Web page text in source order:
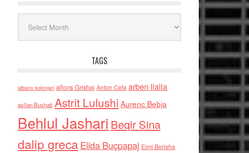
TAGS
albano kolonjari alfons Grishaj Anton Cefa arben llalla
asllan Bushati Astrit Lulushi Aurenc Bebja
Behlul Jashari Beqir Sina
dalip grecaElida Buçpapaj Elmi Berisha